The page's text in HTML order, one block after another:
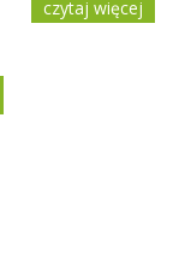
czytaj więcej